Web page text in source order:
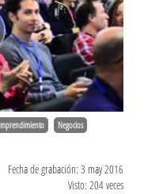
Negocios
Fecha de grabación: 3 may 2016
Visto: 204 veces